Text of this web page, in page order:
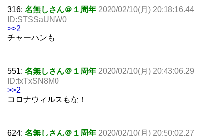
316: 名無しさん＠１周年 2020/02/10(月) 20:18:16.44
ID:STSSaUNW0
>>2
チャーハンも
551: 名無しさん＠１周年 2020/02/10(月) 20:43:06.29
ID:fxTxSN8M0
>>2
コロナウィルスもな！
624: 名無しさん＠１周年 2020/02/10(月) 20:50:02.27